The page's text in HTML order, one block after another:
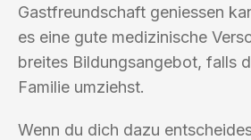
Gastfreundschaft geniessen
es eine gute medizinische
breites Bildungsangebot, falls
Familie umziehst.
Wenn du dich dazu